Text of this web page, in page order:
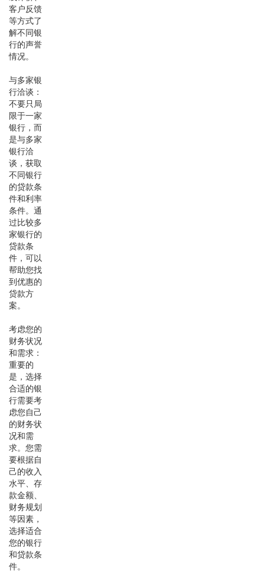
客户反馈
等方式了
解不同银
行的声誉
情况。
与多家银
行洽谈：
不要只局
限于一家
银行，而
是与多家
银行洽
谈，获取
不同银行
的贷款条
件和利率
条件。通
过比较多
家银行的
贷款条
件，可以
帮助您找
到优惠的
贷款方
案。
考虑您的
财务状况
和需求：
重要的
是，选择
合适的银
行需要考
虑您自己
的财务状
况和需
求。您需
要根据自
己的收入
水平、存
款金额、
财务规划
等因素，
选择适合
您的银行
和贷款条
件。